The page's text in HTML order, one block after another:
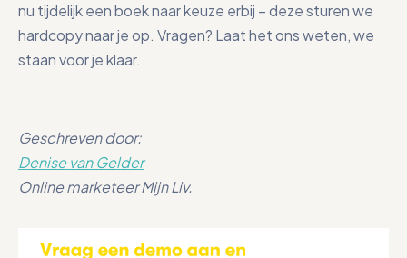
nu tijdelijk een boek naar keuze erbij – deze sturen we
hardcopy naar je op. Vragen? Laat het ons weten, we
staan voor je klaar.
Geschreven door:
Denise van Gelder
Online marketeer Mijn Liv.